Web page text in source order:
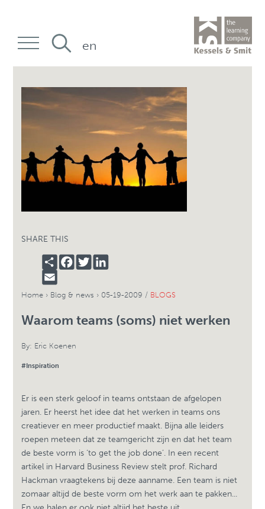
SHARE THIS
SHAREFACEBOOK
TWITTERLINKEDIN
Home › Blog & news › 05-19-2009 / BLOGS
Waarom teams (soms) niet werken
By: Eric Koenen
#Inspiration
Er is een sterk geloof in teams ontstaan de afgelopen
jaren. Er heerst het idee dat het werken in teams ons
creatiever en meer productief maakt. Bijna alle leiders
roepen meteen dat ze teamgericht zijn en dat het team
de beste vorm is ‘to get the job done’. In een recent
artikel in Harvard Business Review stelt prof. Richard
Hackman vraagtekens bij deze aanname. Een team is niet
zomaar altijd de beste vorm om het werk aan te pakken...
en